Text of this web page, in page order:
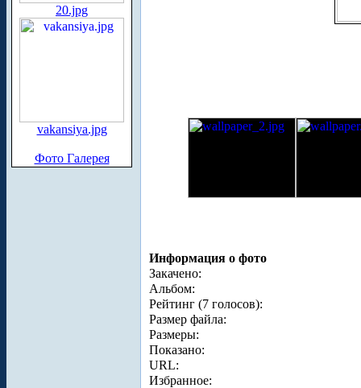
20.jpg
vakansiya.jpg
Фото Галерея
Информация о фото
Закачено:
Альбом:
Рейтинг (7 голосов):
Размер файла:
Размеры:
Показано:
URL:
Избранное: